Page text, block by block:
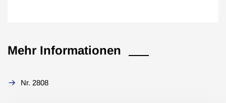
Mehr Informationen
Nr. 2808